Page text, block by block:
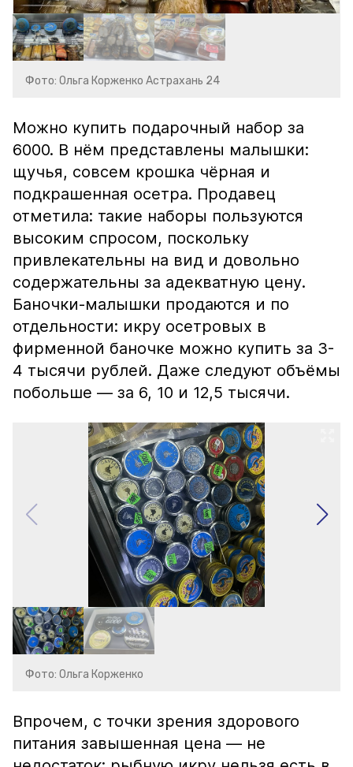
Фото: Ольга Корженко Астрахань 24
Можно купить подарочный набор за
6000. В нём представлены малышки:
щучья, совсем крошка чёрная и
подкрашенная осетра. Продавец
отметила: такие наборы пользуются
высоким спросом, поскольку
привлекательны на вид и довольно
содержательны за адекватную цену.
Баночки-малышки продаются и по
отдельности: икру осетровых в
фирменной баночке можно купить за 3-
4 тысячи рублей. Даже следуют объёмы
побольше — за 6, 10 и 12,5 тысячи.
Фото: Ольга Корженко
Впрочем, с точки зрения здорового
питания завышенная цена — не